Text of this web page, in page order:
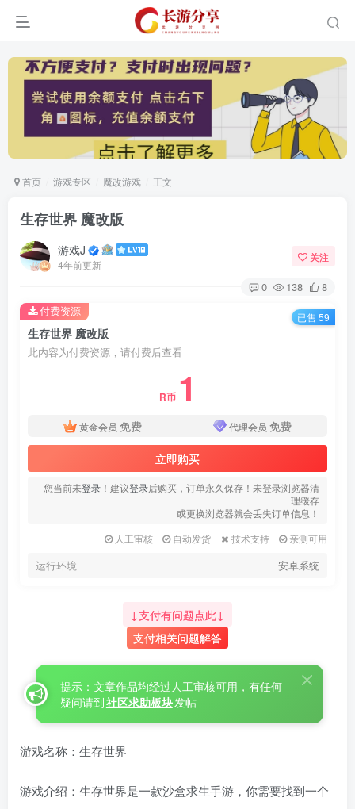
首页 游戏专区 魔改游戏 正文
生存世界 魔改版
游戏J
4年前更新
关注
0 138 8
生存世界 魔改版
此内容为付费资源，请付费后查看
R币 1
黄金会员 免费 代理会员 免费
立即购买
您当前未登录 ！建议登录后购买，订单永久保存！未登录浏览器清
理缓存
或更换浏览器就会丢失订单信息！
人工审核
自动发货 技术支持 亲测可用
运行环境 安卓系统
付费资源 已售 59
↓支付有问题点此↓
支付相关问题解答
提示：文章作品均经过人工审核可用，有任何
疑问请到社区求助板块发帖
游戏名称：生存世界
游戏介绍：生存世界是一款沙盒求生手游，你需要找到一个